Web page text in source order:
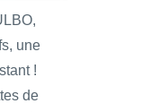
une
!
de